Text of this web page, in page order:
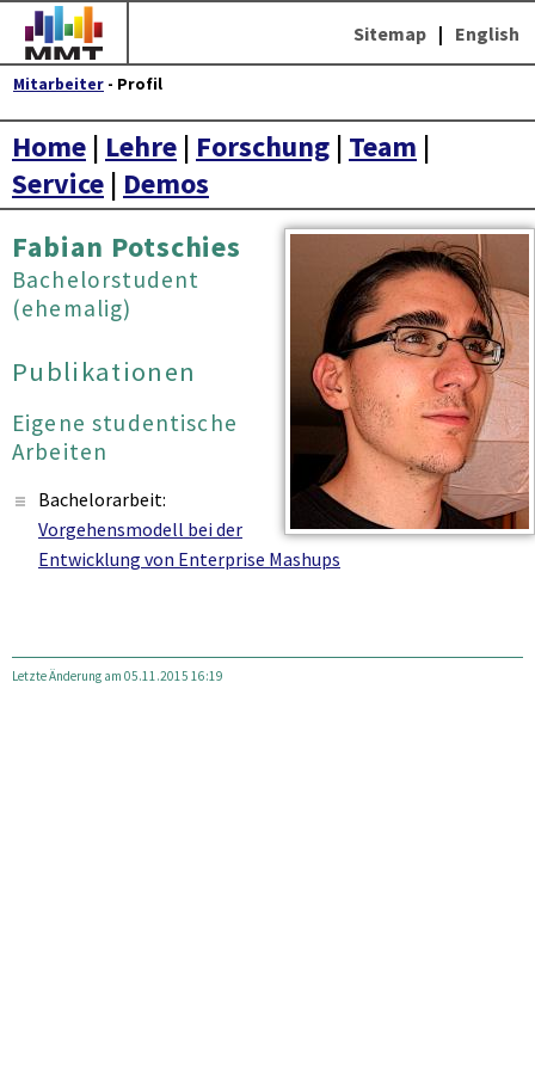
Sitemap | English
Mitarbeiter - Profil
Home | Lehre | Forschung | Team |
Service | Demos
Fabian Potschies
Bachelorstudent
(ehemalig)
Publikationen
Eigene studentische
Arbeiten
Bachelorarbeit:
Vorgehensmodell bei der
Entwicklung von Enterprise Mashups
Letzte Änderung am 05.11.2015 16:19